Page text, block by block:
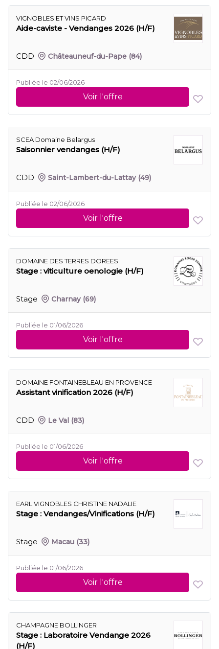
VIGNOBLES ET VINS PICARD
Aide-caviste - Vendanges 2026 (H/F)
CDD Châteauneuf-du-Pape (84)
Publiée le 02/06/2026
Voir l'offre
SCEA Domaine Belargus
Saisonnier vendanges (H/F)
CDD Saint-Lambert-du-Lattay (49)
Publiée le 02/06/2026
Voir l'offre
DOMAINE DES TERRES DOREES
Stage : viticulture oenologie (H/F)
Stage Charnay (69)
Publiée le 01/06/2026
Voir l'offre
DOMAINE FONTAINEBLEAU EN PROVENCE
Assistant vinification 2026 (H/F)
CDD Le Val (83)
Publiée le 01/06/2026
Voir l'offre
EARL VIGNOBLES CHRISTINE NADALIE
Stage : Vendanges/Vinifications (H/F)
Stage Macau (33)
Publiée le 01/06/2026
Voir l'offre
CHAMPAGNE BOLLINGER
Stage : Laboratoire Vendange 2026
(H/F)